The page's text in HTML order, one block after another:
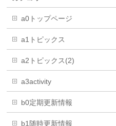
a0トップページ
a1トピックス
a2トピックス(2)
a3activity
b0定期更新情報
b1随時更新情報